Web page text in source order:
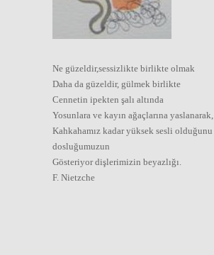
Ne güzeldir,sessizlikte birlikte olmak
Daha da güzeldir, gülmek birlikte
Cennetin ipekten şalı altında
Yosunlara ve kayın ağaçlarına yaslanarak,
Kahkahamız kadar yüksek sesli olduğunu
dosluğumuzun
Gösteriyor dişlerimizin beyazlığı.
F. Nietzche